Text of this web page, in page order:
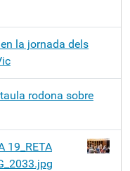
la jornada dels
rodona sobre
19_RETA